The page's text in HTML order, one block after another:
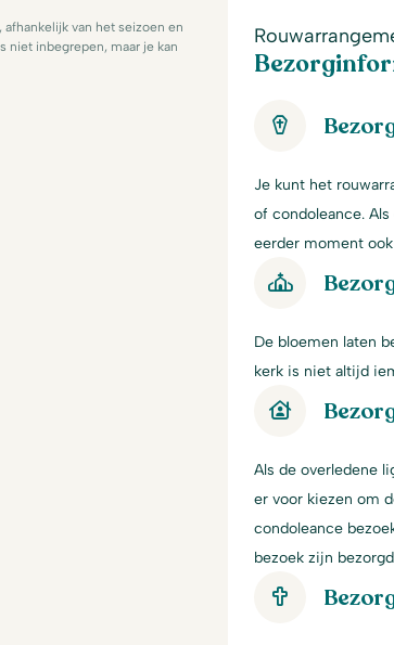
van het seizoen en
niet inbegrepen, maar je kan
Je kunt het
of condoleance.
eerder moment
De bloemen laten
kerk is niet altijd
Als de overledene
er voor kiezen om
condoleance
bezoek zijn